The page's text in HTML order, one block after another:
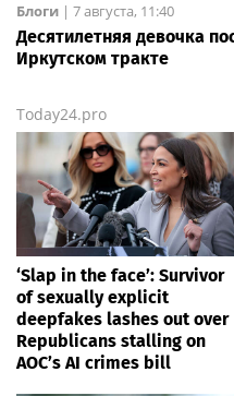
Блоги | 7 августа, 11:40
Десятилетняя девочка
Иркутском тракте
Today24.pro
‘Slap in the face’: Survivor
of sexually explicit
deepfakes lashes out over
Republicans stalling on
AOC’s AI crimes bill